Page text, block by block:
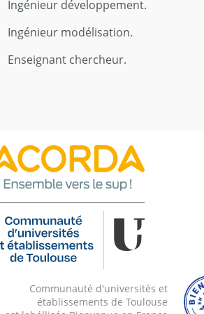
Ingénieur développement.
Ingénieur modélisation.
Enseignant chercheur.
Communauté d'universités et
établissements de Toulouse